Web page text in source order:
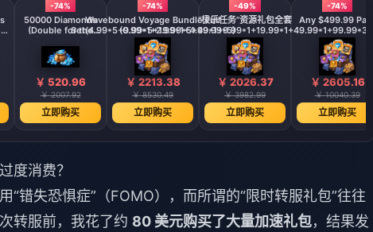
-74%
50000 Diamonds
(Double for the
First Deposit)
￥ 520.96
￥ 2007.92
立即购买
-74%
Wavebound Voyage Bundle Full
Set(4.99*5+9.99*5+19.99*5+49.99*5)
￥ 2213.38
￥ 8530.49
立即购买
-49%
“极乐任务”资源礼包全套
(0.99*1+2.99*1+4.99*1+9.99*1+19.99*1+49.99*1+99.99*3)
￥ 2026.37
￥ 3982.99
立即购买
-74%
Any $499.99 Pack
￥ 2605.16
￥ 10040.39
立即购买
度消费？
“错失恐惧症”（FOMO），而所谓的“限时转服礼包”往往
转服前，我花了约 80 美元购买了大量加速礼包，结果发